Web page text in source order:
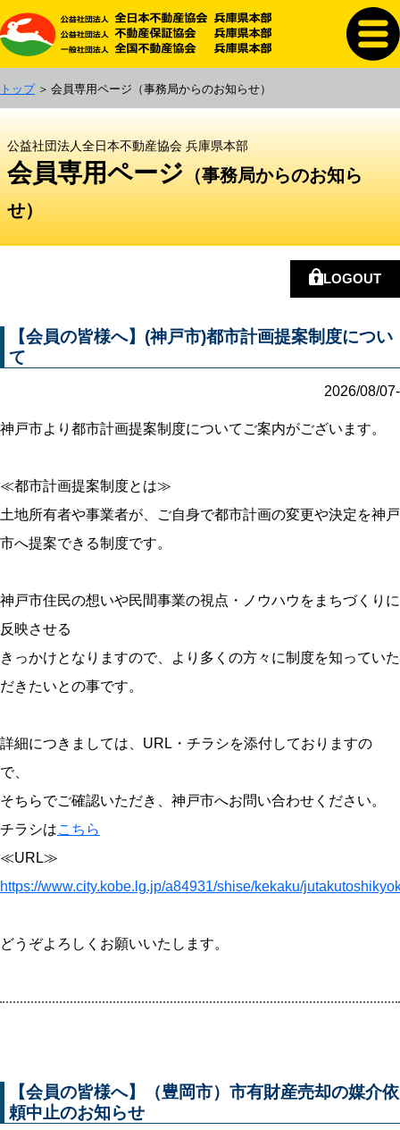
トップ 会員専用ページ （事務局からのお知らせ）
公益社団法人全日本不動産協会 兵庫県本部
会員専用ページ （事務局からのお知ら
せ）
LOGOUT
【会員の皆様へ】(神戸市)都市計画提案制度につい
て
2026/08/07-
神戸市より都市計画提案制度についてご案内がございます。
≪都市計画提案制度とは≫
土地所有者や事業者が、ご自身で都市計画の変更や決定を神戸
市へ提案できる制度です。
神戸市住民の想いや民間事業の視点・ノウハウをまちづくりに
反映させる
きっかけとなりますので、より多くの方々に制度を知っていた
だきたいとの事です。
詳細につきましては、URL・チラシを添付しておりますの
で、
そちらでご確認いただき、神戸市へお問い合わせください。
チラシはこちら
≪URL≫
https://www.city.kobe.lg.jp/a84931/shise/kekaku/
どうぞよろしくお願いいたします。
【会員の皆様へ】（豊岡市）市有財産売却の媒介依
頼中止のお知らせ